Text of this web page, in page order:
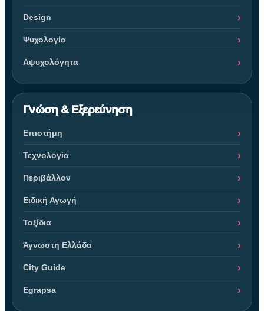
Design
Ψυχολογία
Αψυχολόγητα
Γνώση & Εξερεύνηση
Επιστήμη
Τεχνολογία
Περιβάλλον
Ειδική Αγωγή
Ταξίδια
Άγνωστη Ελλάδα
City Guide
Egrapsa